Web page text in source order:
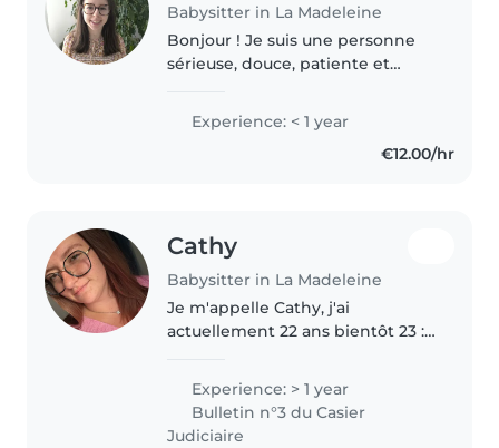
Babysitter in La Madeleine
Bonjour ! Je suis une personne
sérieuse, douce, patiente et
grâce à mes frères et sœurs.
J'aime m'occuper d'eux, jouer
Experience: < 1 year
€12.00/hr
Cathy
Babysitter in La Madeleine
Je m'appelle Cathy, j'ai
actuellement 22 ans bientôt 23 :)
enfance, travaillant en micro
crèche depuis bientôt 1 an J'ai
egalement de la garde
Experience: > 1 year
Bulletin n°3 du Casier
Judiciaire